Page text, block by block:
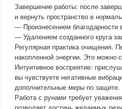
Завершение работы: после
и вернуть пространство в
— Произнесением благодарности
— Удалением созданного круга
Регулярная практика очищения.
накопленной энергии. Это
Интуитивное восприятие:
вы чувствуете негативные
дополнительные меры по защите.
Работа с рунами требует